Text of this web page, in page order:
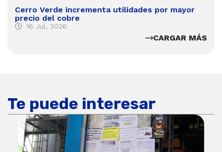
Cerro Verde incrementa utilidades por mayor
precio del cobre
16 Jul, 2026
CARGAR MÁS
Te puede interesar